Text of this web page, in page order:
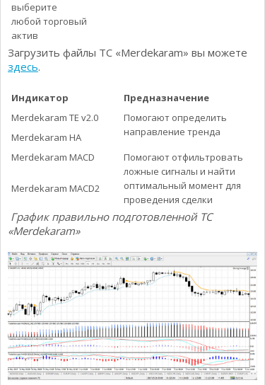
выберите
любой торговый
актив
Загрузить файлы ТС «Merdekaram» вы можете
здесь.
Индикатор
Предназначение
Merdekaram TE v2.0
Помогают определить
направление тренда
Merdekaram HA
Merdekaram MACD
Помогают отфильтровать
ложные сигналы и найти
оптимальный момент для
проведения сделки
Merdekaram MACD2
График правильно подготовленной ТС
«Merdekaram»